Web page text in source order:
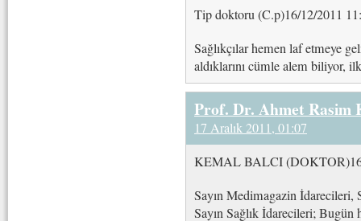
Tip doktoru (C.p)16/12/2011
Sağlıkçılar hemen laf etmeye
aldıklarını cümle alem biliyor,
Prof. Dr. Ahmet Rasim
17 Aralık 2011, 01:07
KEMAL BALCI
Sayın Medimagazin İdarecileri,
Sayın Sağlık İdarecileri;